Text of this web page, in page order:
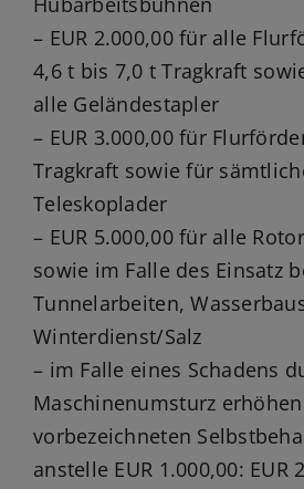
– EUR 2.000,00 für alle
4,6 t bis 7,0 t Tragkraft
alle Geländestapler
– EUR 3.000,00 für
Tragkraft sowie für
Teleskoplader
– EUR 5.000,00 für alle
sowie im Falle des Einsatz
Tunnelarbeiten,
Winterdienst/Salz
– im Falle eines Schadens
Maschinenumsturz
vorbezeichneten
anstelle EUR 1.000,00: EUR